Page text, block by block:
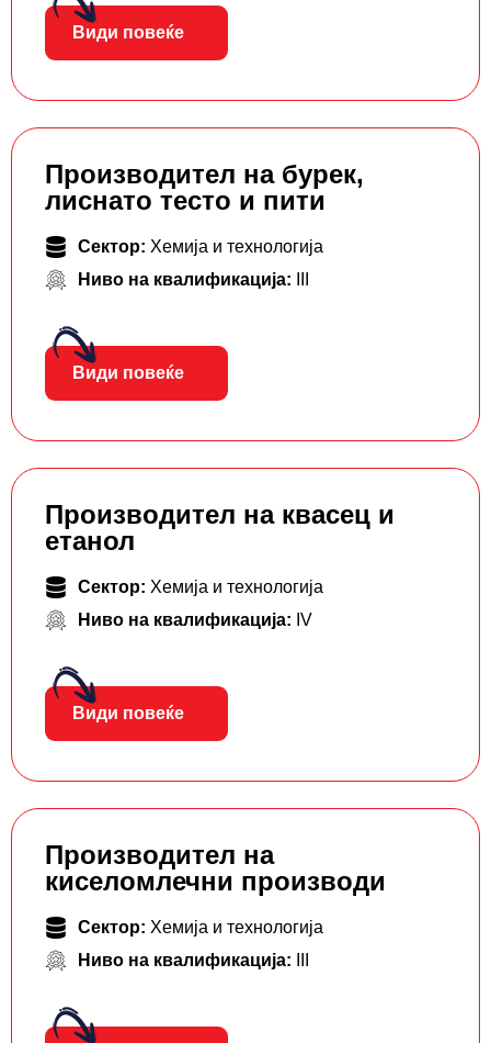
Види повеќе
Производител на бурек,
лиснато тесто и пити
Сектор: Хемија и технологија
Ниво на квалификација:
Види повеќе
Производител на квасец и
етанол
Сектор: Хемија и технологија
Ниво на квалификација: IV
Види повеќе
Производител на
киселомлечни производи
Сектор: Хемија и технологија
Ниво на квалификација: